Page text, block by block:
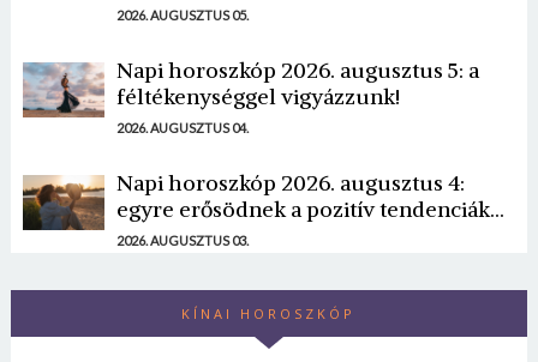
2026. AUGUSZTUS 05.
Napi horoszkóp 2026. augusztus 5: a
féltékenységgel vigyázzunk!
2026. AUGUSZTUS 04.
Napi horoszkóp 2026. augusztus 4:
egyre erősödnek a pozitív tendenciák...
2026. AUGUSZTUS 03.
KÍNAI HOROSZKÓP